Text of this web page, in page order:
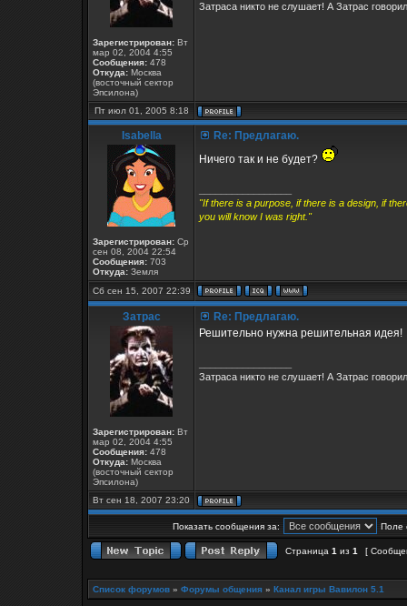
Зарегистрирован: Вт
мар 02, 2004 4:55
Сообщения: 478
Откуда: Москва
(восточный сектор
Эпсилона)
Затраса никто не слушает! А Затрас
Пт июл 01, 2005 8:18
Isabella
Зарегистрирован: Ср
сен 08, 2004 22:54
Сообщения: 703
Откуда: Земля
Re: Предлагаю.
Ничего так и не будет?
"If there is a purpose, if there is a design, if
you will know I was right."
Сб сен 15, 2007 22:39
Затрас
Зарегистрирован: Вт
мар 02, 2004 4:55
Сообщения: 478
Откуда: Москва
(восточный сектор
Эпсилона)
Re: Предлагаю.
Решительно нужна решительная идея!
Затраса никто не слушает! А Затрас
Вт сен 18, 2007 23:20
Показать сообщения за: Поле
Страница 1 из 1 [
Список форумов » Форумы общения » Канал игры Вавилон 5.1